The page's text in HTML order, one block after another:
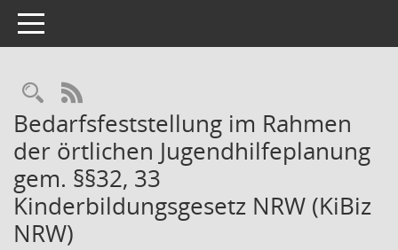
Toggle navigation
Rechercheauswahl
RSS-Feed
Bedarfsfeststellung im Rahmen
der örtlichen Jugendhilfeplanung
gem. §§32, 33
Kinderbildungsgesetz NRW (KiBiz
NRW)